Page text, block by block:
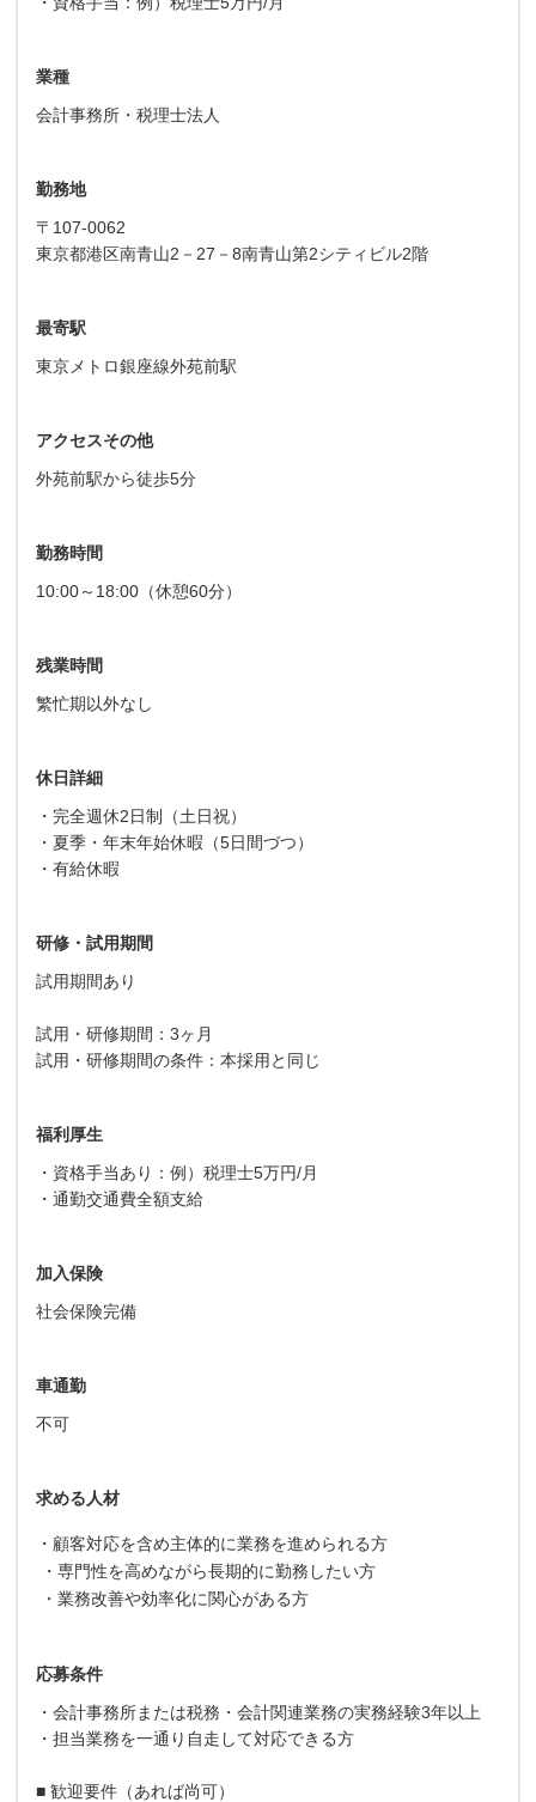
業種
会計事務所・税理士法人
勤務地
〒107-0062
東京都港区南青山2－27－8南青山第2シティビル2階
最寄駅
東京メトロ銀座線外苑前駅
アクセスその他
外苑前駅から徒歩5分
勤務時間
10:00～18:00（休憩60分）
残業時間
繁忙期以外なし
休日詳細
・完全週休2日制（土日祝）
・夏季・年末年始休暇（5日間づつ）
・有給休暇
研修・試用期間
試用期間あり
試用・研修期間：3ヶ月
試用・研修期間の条件：本採用と同じ
福利厚生
・資格手当あり：例）税理士5万円/月
・通勤交通費全額支給
加入保険
社会保険完備
車通勤
不可
求める人材
・顧客対応を含め主体的に業務を進められる方
・専門性を高めながら長期的に勤務したい方
・業務改善や効率化に関心がある方
応募条件
・会計事務所または税務・会計関連業務の実務経験3年以上
・担当業務を一通り自走して対応できる方
■ 歓迎要件（あれば尚可）